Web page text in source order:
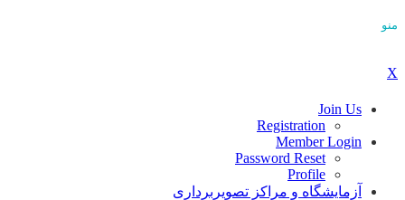
منو
X
Join Us
Registration
Member Login
Password Reset
Profile
آزمایشگاه و مراکز تصویربرداری